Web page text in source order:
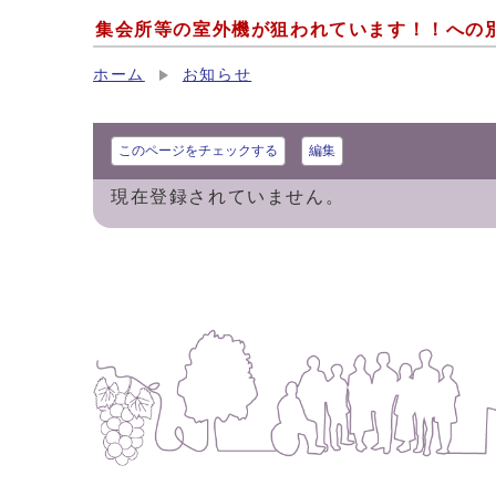
集会所等の室外機が狙われています！！への
ホーム お知らせ
このページをチェックする 編集
現在登録されていません。